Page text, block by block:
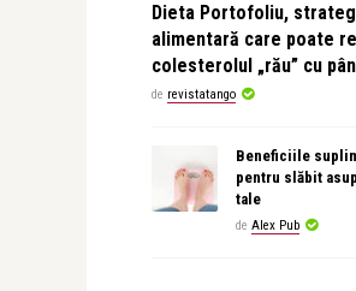
Dieta Portofoliu,
alimentară care poate
colesterolul „rău” cu
de revistatango
Beneficiile
pentru slăbit
tale
de Alex Pub